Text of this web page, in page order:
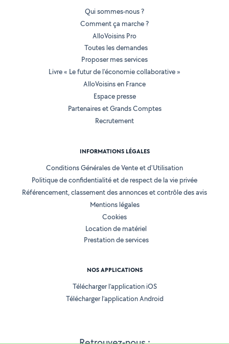
Qui sommes-nous ?
Comment ça marche ?
AlloVoisins Pro
Toutes les demandes
Proposer mes services
Livre « Le futur de l'économie collaborative »
AlloVoisins en France
Espace presse
Partenaires et Grands Comptes
Recrutement
INFORMATIONS LÉGALES
Conditions Générales de Vente et d'Utilisation
Politique de confidentialité et de respect de la vie privée
Référencement, classement des annonces et contrôle des avis
Mentions légales
Cookies
Location de matériel
Prestation de services
NOS APPLICATIONS
Télécharger l’application iOS
Télécharger l’application Android